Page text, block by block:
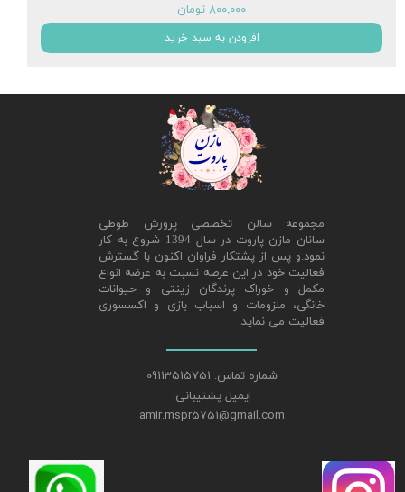
۸۰۰,۰۰۰ تومان
افزودن به سبد خرید
مجموعه سالن تخصصی پرورش طوطی
سانان مازن پاروت در سال 1394 شروع به کار
نمود.و پس از پشتکار فراوان اکنون با گسترش
فعالیت خود در این عرصه نسبت به عرضه انواع
مکمل و خوراک پرندگان زینتی و حیوانات
خانگی، ملزومات و اسباب بازی و اکسسوری
فعالیت می نماید.
شماره تماس: 09113515751
ایمیل پشتیبانی:
amir.mspr5751@gmail.com